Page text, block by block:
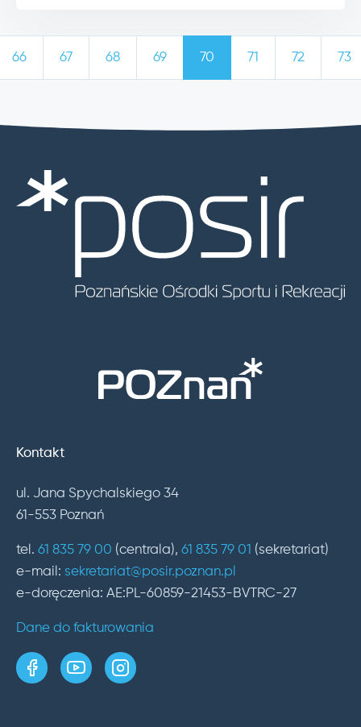
66 67 68 69 70 71 72 73
Kontakt
ul. Jana Spychalskiego 34
61-553 Poznań
tel. 61 835 79 00 (centrala), 61 835 79 01 (sekretariat)
e-mail: sekretariat@posir.poznan.pl
e-doręczenia: AE:PL-60859-21453-BVTRC-27
Dane do fakturowania
strona w serwisie Facebook
kanał w serwisie YouTube
profil w serwisie Instagram